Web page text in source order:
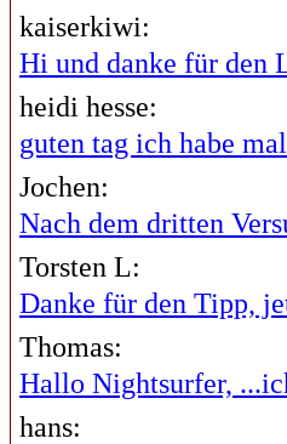
kaiserkiwi:
Hi und danke für den
heidi hesse:
guten tag ich habe
Jochen:
Nach dem dritten
Torsten L:
Danke für den Tipp,
Thomas:
Hallo Nightsurfer,
hans: